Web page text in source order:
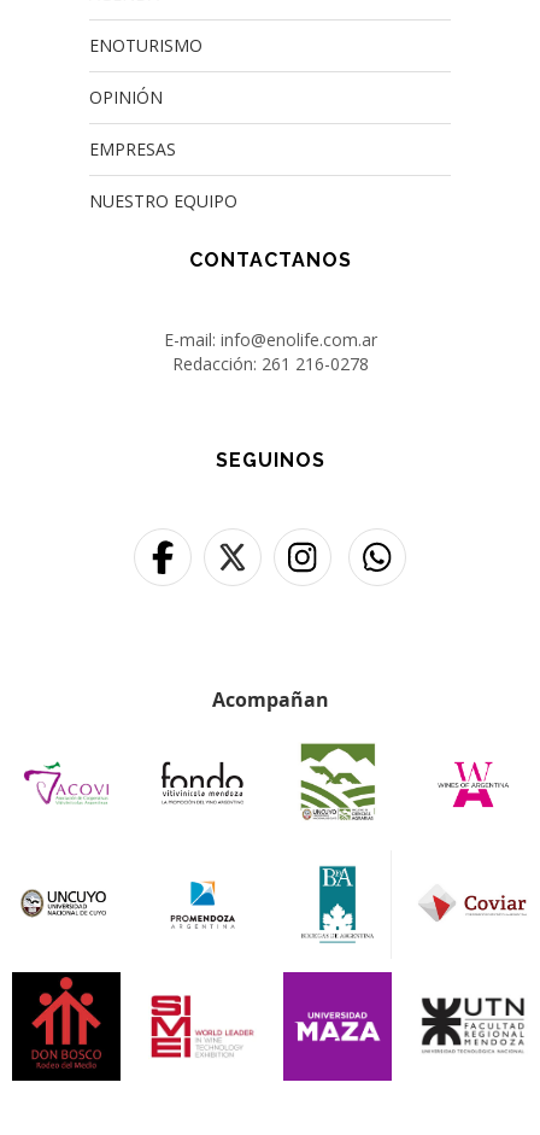
ENOTURISMO
OPINIÓN
EMPRESAS
NUESTRO EQUIPO
CONTACTANOS
E-mail: info@enolife.com.ar
Redacción: 261 216-0278
SEGUINOS
Acompañan